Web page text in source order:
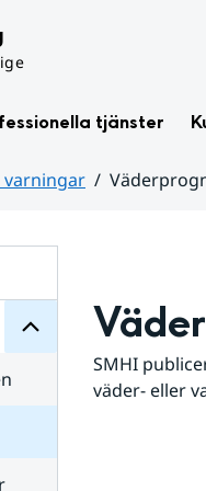
tjänster
varningar
för
SMHI
väder- eller